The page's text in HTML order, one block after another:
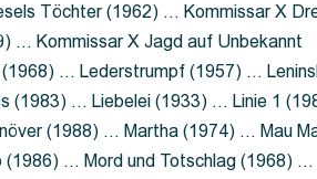
Töchter (1962) … Kommissar X
… Kommissar X Jagd auf Unbekannt
… Lederstrumpf (1957) …
(1983) … Liebelei (1933) … Linie 1
(1988) … Martha (1974) … Mau
… Mord und Totschlag (1968) …